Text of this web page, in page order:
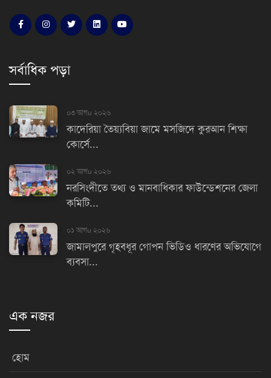
সর্বাধিক পড়া
০৩ আগu ২০২৬
কাদেরিয়া তৈয়্যবিয়া জামে মসজিদে কুরআন শিক্ষা
কোর্সে...
০২ আগu ২০২৬
নরসিংদীতে তথ্য ও মানবাধিকার ফাউন্ডেশনের জেলা
কমিটি...
০১ আগu ২০২৬
জামালপুরে গৃহবধূর গোপন ভিডিও ধারণের অভিযোগে
ব্যবসা...
এক নজর
হোম